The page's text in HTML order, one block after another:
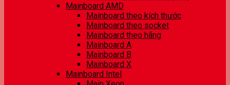
Mainboard AMD
Mainboard theo kích thước
Mainboard theo socket
Mainboard theo hãng
Mainboard A
Mainboard B
Mainboard X
Mainboard Intel